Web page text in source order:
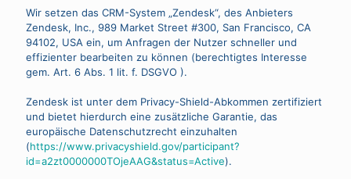
Wir setzen das CRM-System „Zendesk“, des Anbieters
Zendesk, Inc., 989 Market Street #300, San Francisco, CA
94102, USA ein, um Anfragen der Nutzer schneller und
effizienter bearbeiten zu können (berechtigtes Interesse
gem. Art. 6 Abs. 1 lit. f. DSGVO ).
Zendesk ist unter dem Privacy-Shield-Abkommen zertifiziert
und bietet hierdurch eine zusätzliche Garantie, das
europäische Datenschutzrecht einzuhalten
(https://www.privacyshield.gov/participant?
id=a2zt0000000TOjeAAG&status=Active).